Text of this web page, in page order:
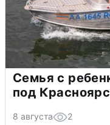
Семья с
под
8 августа 2